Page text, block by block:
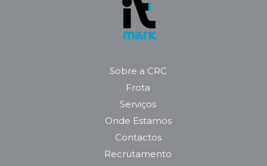
Sobre a CRC
Frota
Serviços
Onde Estamos
Contactos
Recrutamento